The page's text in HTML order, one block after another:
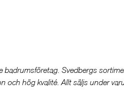
badrumsföretag. Svedbergs
och hög kvalité. Allt säljs under